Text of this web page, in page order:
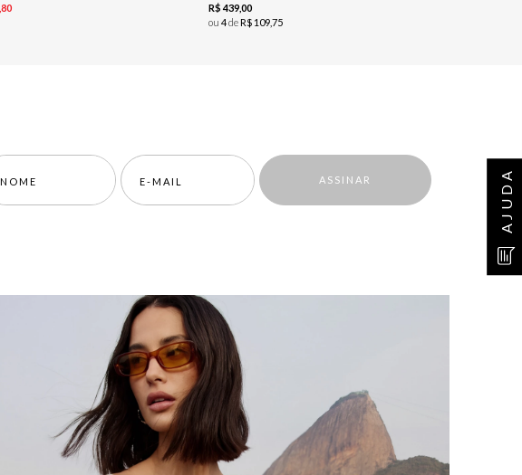
AJUDA
80
R$ 439,00
ou4deR$ 109,75
ASSINAR